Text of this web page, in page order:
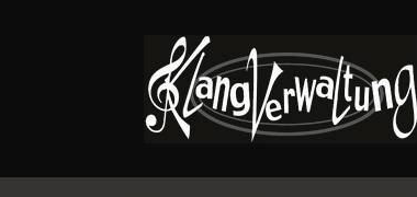
Equipment